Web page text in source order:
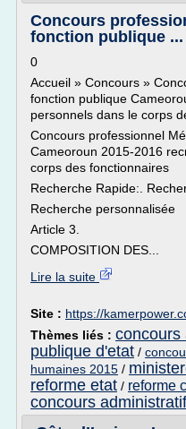
Concours
fonction publique ...
0
Accueil » Concours »
fonction publique
personnels dans le corps
Concours professionnel
Cameoroun 2015-2016
corps des fonctionnaires
Recherche Rapide:.
Recherche personnalisée
Article 3.
COMPOSITION DES...
Lire la suite
Site : https://
Thèmes liés : concours
publique d'etat /
humaines 2015 /
reforme etat / reforme
concours